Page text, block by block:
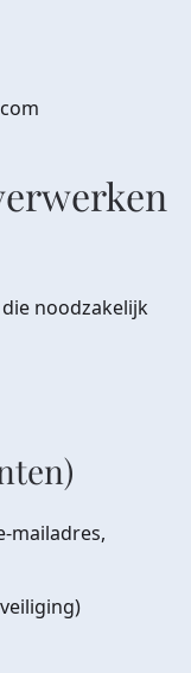
noodzakelijk
mailadres,